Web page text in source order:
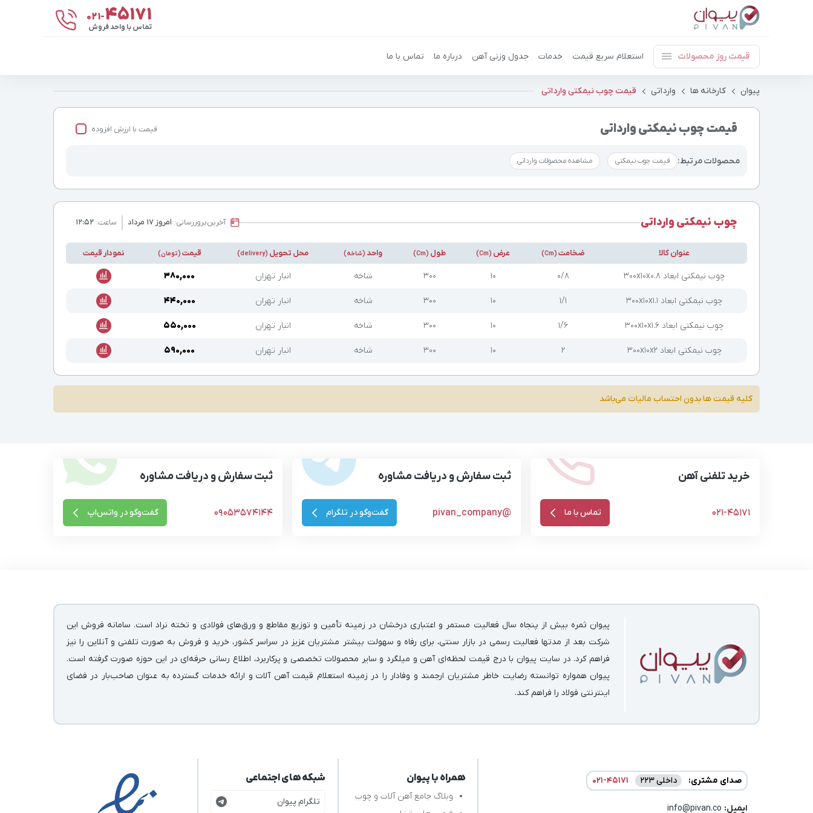
021-۴۵۱۷۱
تماس با واحد فروش
قیمت روز محصولات استعلام سریع قیمت خدمات جدول وزنی آهن درباره ما تماس با ما
پیوان کارخانه ها وارداتی قیمت چوب نیمکتی وارداتی
قیمت چوب نیمکتی وارداتی قیمت با ارزش افزوده
محصولات مرتبط: قیمت چوب نیمکتی مشاهده محصولات وارداتی
چوب نیمکتی وارداتی آخرینبروزرسانی: امروز ۱۷ مرداد ساعت: ۱۲:۵۲
عنوان کالا ضخامت (Cm) عرض (Cm) طول (Cm) واحد (شاخه) محل تحویل (delivery) قیمت (تومان) نمودار قیمت
چوب نیمکتی ابعاد 300x10x0.8 ۰/۸ ۱۰ ۳۰۰ شاخه انبار تهران ۳۸۰,۰۰۰
چوب نیمکتی ابعاد 300x10x1.1 ۱/۱ ۱۰ ۳۰۰ شاخه انبار تهران ۴۴۰,۰۰۰
چوب نیمکتی ابعاد 300x10x1.6 ۱/۶ ۱۰ ۳۰۰ شاخه انبار تهران ۵۵۰,۰۰۰
چوب نیمکتی ابعاد 300x10x2 ۲ ۱۰ ۳۰۰ شاخه انبار تهران ۵۹۰,۰۰۰
کلیه قیمت ها بدون احتساب مالیات می‌باشد
خرید تلفنی آهن
021-45171 تماس با ما
ثبت سفارش و دریافت مشاوره
@pivan_company گفت‌وگو در تلگرام
ثبت سفارش و دریافت مشاوره
09053574144 گفت‌وگو در واتس‌اپ
پیوان ثمره بیش از پنجاه سال فعالیت مستمر و اعتباری درخشان در زمینه‌ تأمین و توزیع مقاطع و ورق‌های فولادی و تخته نراد است. سامانه فروش این
شرکت بعد از مدتها فعالیت رسمی در بازار سنتی، برای رفاه و سهولت بیشتر مشتریان عزیز در سراسر کشور، خرید و فروش به صورت تلفنی و آنلاین را نیز
فراهم کرد. در سایت پیوان با درج قیمت لحظه‌ای آهن و میلگرد و سایر محصولات تخصصی و پرکاربرد، اطلاع رسانی حرفه‌ای در این حوزه صورت گرفته است.
پیوان همواره توانسته رضایت خاطر مشتریان ارجمند و وفادار را در زمینه استعلام قیمت آهن آلات و ارائه خدمات گسترده به عنوان صاحب‌بار در فضای
اینترنتی فولاد را فراهم کند.
صدای مشتری: داخلی 223 021-45171
ایمیل:‌
همراه با پیوان
وبلاگ جامع آهن آلات و چوب
شبکه های اجتماعی
تلگرام پیوان